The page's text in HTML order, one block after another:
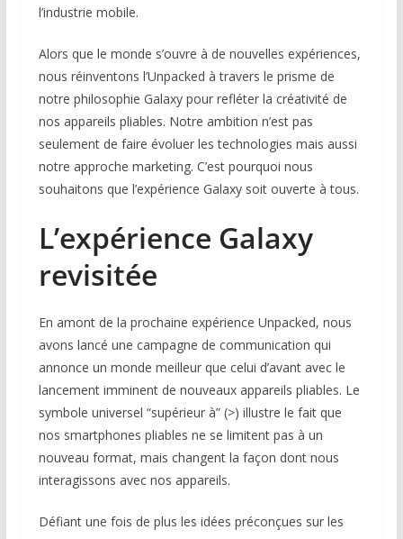
l’industrie mobile.
Alors que le monde s’ouvre à de nouvelles expériences,
nous réinventons l’Unpacked à travers le prisme de
notre philosophie Galaxy pour refléter la créativité de
nos appareils pliables. Notre ambition n’est pas
seulement de faire évoluer les technologies mais aussi
notre approche marketing. C’est pourquoi nous
souhaitons que l’expérience Galaxy soit ouverte à tous.
L’expérience Galaxy
revisitée
En amont de la prochaine expérience Unpacked, nous
avons lancé une campagne de communication qui
annonce un monde meilleur que celui d’avant avec le
lancement imminent de nouveaux appareils pliables. Le
symbole universel “supérieur à” (>) illustre le fait que
nos smartphones pliables ne se limitent pas à un
nouveau format, mais changent la façon dont nous
interagissons avec nos appareils.
Défiant une fois de plus les idées préconçues sur les